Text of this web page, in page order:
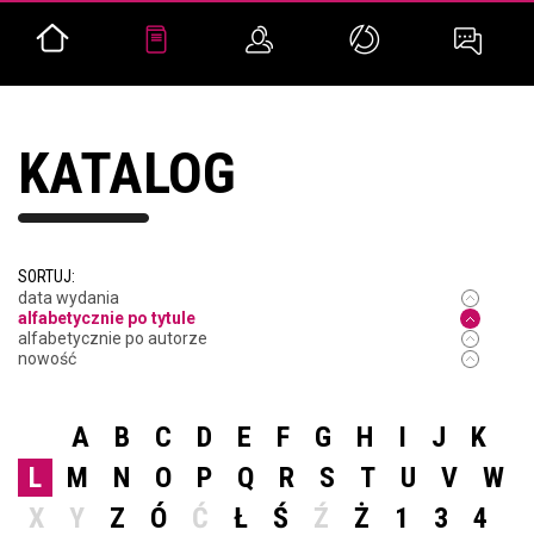
KATALOG
SORTUJ:
data wydania
alfabetycznie po tytule
alfabetycznie po autorze
nowość
A B C D E F G H I J
K
L
M N O P Q R S T U V
W
X
Y Z Ó Ć Ł Ś Ź Ż 1 3
4